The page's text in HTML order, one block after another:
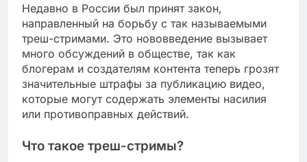
Недавно в России был принят закон,
направленный на борьбу с так называемыми
треш-стримами. Это нововведение вызывает
много обсуждений в обществе, так как
блогерам и создателям контента теперь грозят
значительные штрафы за публикацию видео,
которые могут содержать элементы насилия
или противоправных действий.
Что такое треш-стримы?